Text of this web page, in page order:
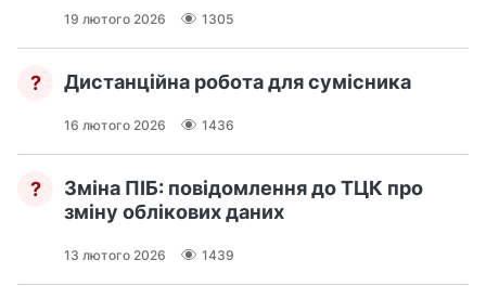
19 лютого 2026 1305
? Дистанційна робота для сумісника
16 лютого 2026 1436
?
Зміна ПІБ: повідомлення до ТЦК про
зміну облікових даних
13 лютого 2026 1439